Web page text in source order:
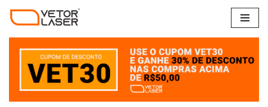
para
conteúdo